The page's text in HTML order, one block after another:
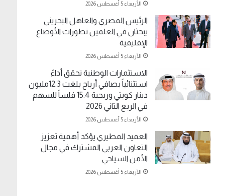
الأربعاء 5 أغسطس 2026
الرئيس المصري والعاهل البحريني
يبحثان في العلمين تطورات الأوضاع
الإقليمية
الأربعاء 5 أغسطس 2026
الاستثمارات الوطنية تحقق أداءً
استثنائياً بصافي أرباح بلغت 12.3مليون
دينار كويتي وربحية 15.4 فلساً للسهم
في الربع الثاني 2026
الأربعاء 5 أغسطس 2026
العميد المطيري يؤكد أهمية تعزيز
التعاون العربي المشترك في مجال
الأمن السياحي
الأربعاء 5 أغسطس 2026